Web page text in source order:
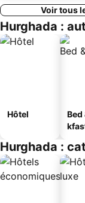
Voir tous
Hurghada :
Hôtel
Bed
Hurghada :